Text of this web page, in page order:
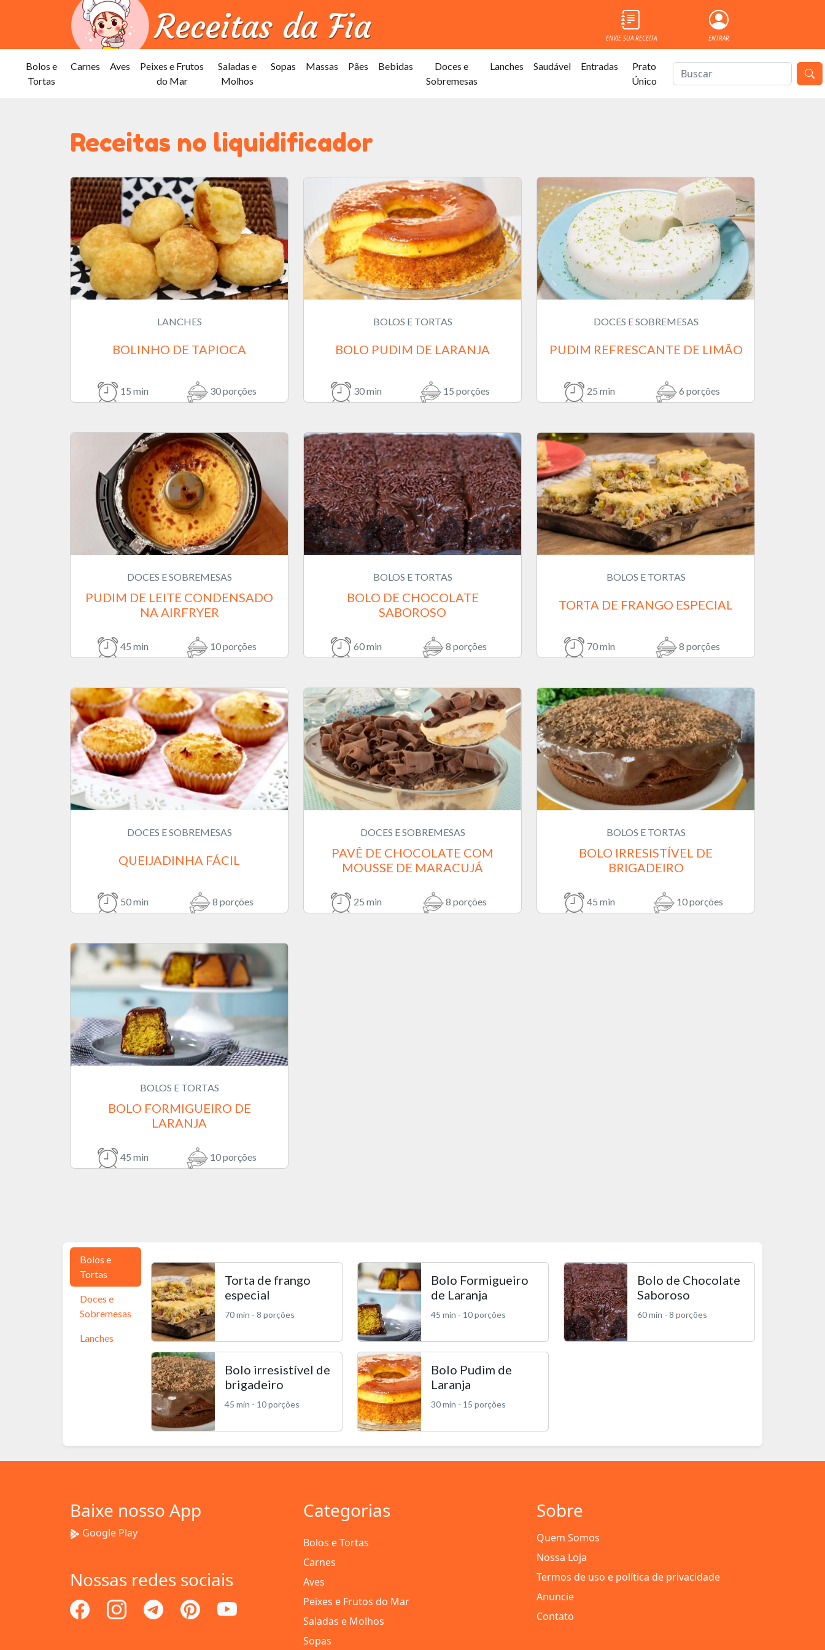
ENVIE SUA RECEITA ENTRAR
Bolos e
Tortas
Carnes Aves
Peixes e Frutos
do Mar
Saladas e
Molhos
Sopas Massas Pães Bebidas
Doces e
Sobremesas
Lanches Saudável Entradas
Prato
Único
Receitas no liquidificador
LANCHES
BOLINHO DE TAPIOCA
15 min 30 porções
BOLOS E TORTAS
BOLO PUDIM DE LARANJA
30 min 15 porções
DOCES E SOBREMESAS
PUDIM REFRESCANTE DE LIMÃO
25 min 6 porções
DOCES E SOBREMESAS
PUDIM DE LEITE CONDENSADO
NA AIRFRYER
45 min 10 porções
BOLOS E TORTAS
BOLO DE CHOCOLATE
SABOROSO
60 min 8 porções
BOLOS E TORTAS
TORTA DE FRANGO ESPECIAL
70 min 8 porções
DOCES E SOBREMESAS
QUEIJADINHA FÁCIL
50 min 8 porções
DOCES E SOBREMESAS
PAVÊ DE CHOCOLATE COM
MOUSSE DE MARACUJÁ
25 min 8 porções
BOLOS E TORTAS
BOLO IRRESISTÍVEL DE
BRIGADEIRO
45 min 10 porções
BOLOS E TORTAS
BOLO FORMIGUEIRO DE
LARANJA
45 min 10 porções
Bolos e
Tortas
Doces e
Sobremesas
Lanches
Torta de frango
especial
70 min - 8 porções
Bolo Formigueiro
de Laranja
45 min - 10 porções
Bolo de Chocolate
Saboroso
60 min - 8 porções
Bolo irresistível de
brigadeiro
45 min - 10 porções
Bolo Pudim de
Laranja
30 min - 15 porções
Baixe nosso App
Google Play
Nossas redes sociais
Categorias
Bolos e Tortas
Carnes
Aves
Peixes e Frutos do Mar
Saladas e Molhos
Sopas
Sobre
Quem Somos
Nossa Loja
Termos de uso e política de privacidade
Anuncie
Contato